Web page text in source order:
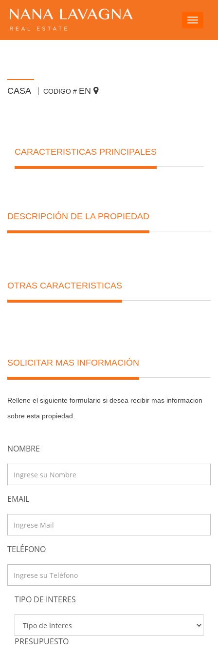
Toggle
CASA CODIGO # EN
CARACTERISTICAS PRINCIPALES
DESCRIPCIÓN DE LA PROPIEDAD
OTRAS CARACTERISTICAS
SOLICITAR MAS INFORMACIÓN
Rellene el siguiente formulario si desea recibir mas informacion
sobre esta propiedad.
NOMBRE
EMAIL
TELÉFONO
TIPO DE INTERES
PRESUPUESTO